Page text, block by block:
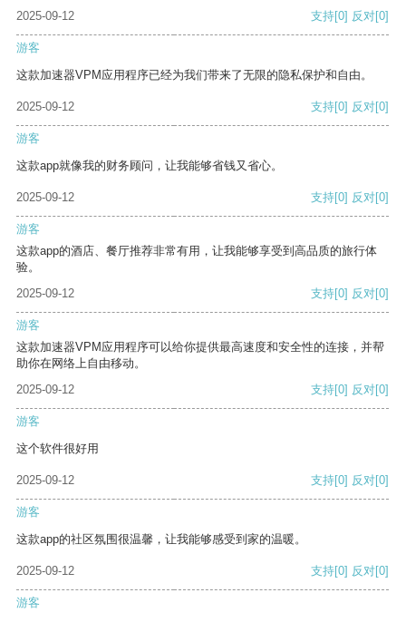
2025-09-12 支持[0] 反对[0]
游客
这款加速器VPM应用程序已经为我们带来了无限的隐私保护和自由。
2025-09-12 支持[0] 反对[0]
游客
这款app就像我的财务顾问，让我能够省钱又省心。
2025-09-12 支持[0] 反对[0]
游客
这款app的酒店、餐厅推荐非常有用，让我能够享受到高品质的旅行体
验。
2025-09-12
支持[0] 反对[0]
游客
这款加速器VPM应用程序可以给你提供最高速度和安全性的连接，并帮
助你在网络上自由移动。
2025-09-12
支持[0] 反对[0]
游客
这个软件很好用
2025-09-12 支持[0] 反对[0]
游客
这款app的社区氛围很温馨，让我能够感受到家的温暖。
2025-09-12 支持[0] 反对[0]
游客